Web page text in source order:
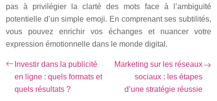
pas à privilégier la clarté des mots face à l’ambiguïté
potentielle d’un simple emoji. En comprenant ses subtilités,
vous pouvez enrichir vos échanges et nuancer votre
expression émotionnelle dans le monde digital.
Investir dans la publicité
en ligne : quels formats et
quels résultats ?
Marketing sur les réseaux
sociaux : les étapes
d’une stratégie réussie